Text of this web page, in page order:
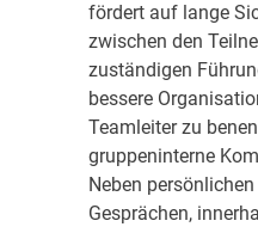
fördert auf lange
zwischen den
zuständigen
bessere
Teamleiter zu
gruppeninterne
Neben
Gesprächen,